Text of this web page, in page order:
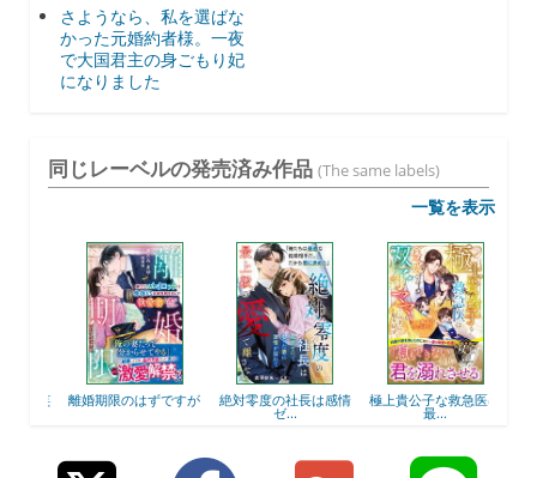
さようなら、私を選ばな
かった元婚約者様。一夜
で大国君主の身ごもり妃
になりました
同じレーベルの発売済み作品 (The same labels)
一覧を表示
離婚期限のはずですが 絶対零度の社長は感情
ゼ...
極上貴公子な救急医は
最...